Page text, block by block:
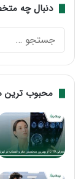
دنبال چه
محبوب ترین